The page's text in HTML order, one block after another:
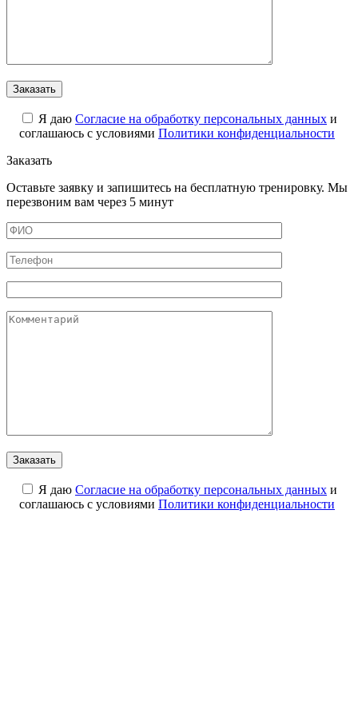
Я даю Cогласие на обработку персональных данных и
соглашаюсь с условиями Политики конфиденциальности
Заказать
Оставьте заявку и запишитесь на бесплатную тренировку. Мы
перезвоним вам через 5 минут
Я даю Cогласие на обработку персональных данных и
соглашаюсь с условиями Политики конфиденциальности